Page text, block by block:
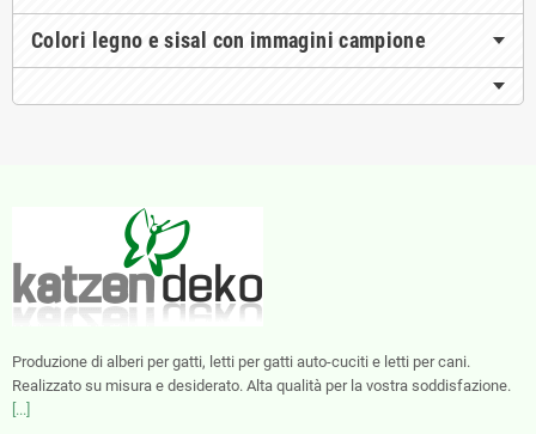
Colori legno e sisal con immagini campione
Produzione di alberi per gatti, letti per gatti auto-cuciti e letti per cani.
Realizzato su misura e desiderato. Alta qualità per la vostra soddisfazione.
[...]